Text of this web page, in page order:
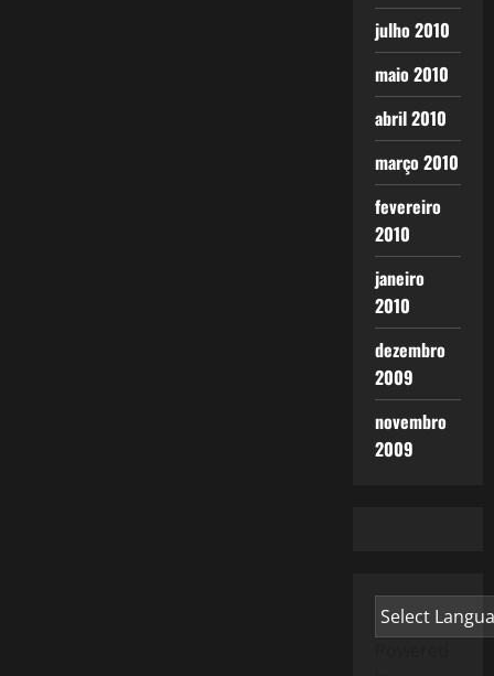
julho 2010
maio 2010
abril 2010
março 2010
fevereiro
2010
janeiro
2010
dezembro
2009
novembro
2009